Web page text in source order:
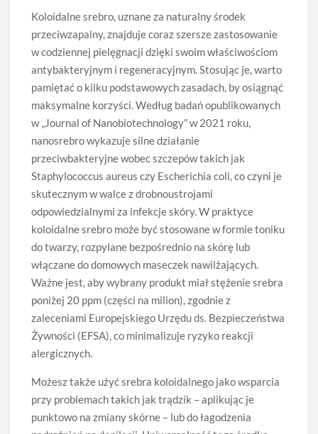
Koloidalne srebro, uznane za naturalny środek
przeciwzapalny, znajduje coraz szersze zastosowanie
w codziennej pielęgnacji dzięki swoim właściwościom
antybakteryjnym i regeneracyjnym. Stosując je, warto
pamiętać o kilku podstawowych zasadach, by osiągnąć
maksymalne korzyści. Według badań opublikowanych
w „Journal of Nanobiotechnology” w 2021 roku,
nanosrebro wykazuje silne działanie
przeciwbakteryjne wobec szczepów takich jak
Staphylococcus aureus czy Escherichia coli, co czyni je
skutecznym w walce z drobnoustrojami
odpowiedzialnymi za infekcje skóry. W praktyce
koloidalne srebro może być stosowane w formie toniku
do twarzy, rozpylane bezpośrednio na skórę lub
włączane do domowych maseczek nawilżających.
Ważne jest, aby wybrany produkt miał stężenie srebra
poniżej 20 ppm (części na milion), zgodnie z
zaleceniami Europejskiego Urzędu ds. Bezpieczeństwa
Żywności (EFSA), co minimalizuje ryzyko reakcji
alergicznych.
Możesz także użyć srebra koloidalnego jako wsparcia
przy problemach takich jak trądzik – aplikując je
punktowo na zmiany skórne – lub do łagodzenia